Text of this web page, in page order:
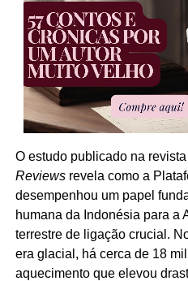
O estudo publicado na revista
Reviewsrevela como a
desempenhou um papel
humana da Indonésia para a
terrestre de ligação crucial.
era glacial, há cerca de 18
aquecimento que elevou